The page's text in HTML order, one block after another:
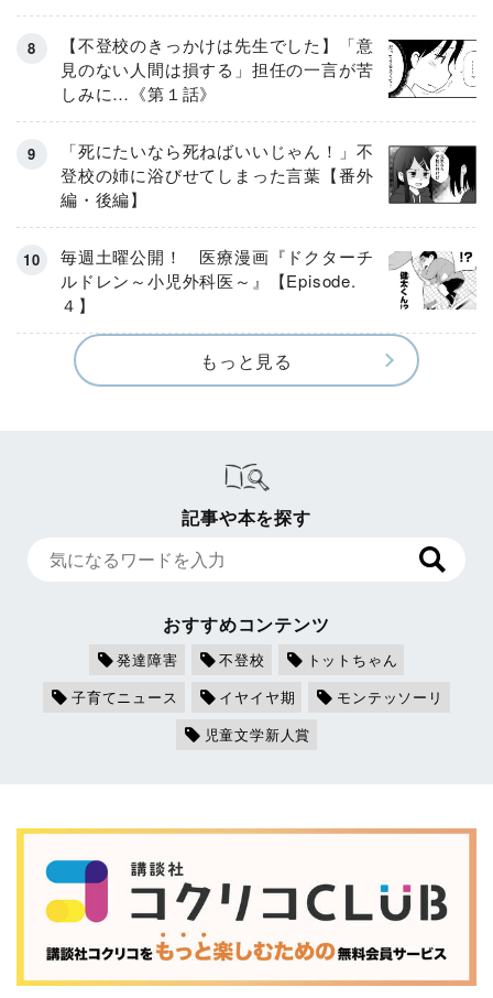
【不登校のきっかけは先生でした】「意
見のない人間は損する」担任の一言が苦
しみに…《第１話》
「死にたいなら死ねばいいじゃん！」不
登校の姉に浴びせてしまった言葉【番外
編・後編】
毎週土曜公開！ 医療漫画『ドクターチ
ルドレン～小児外科医～』【Episode.
４】
もっと見る
記事や本を探す
おすすめコンテンツ
発達障害 不登校
トットちゃん
子育てニュース
イヤイヤ期
モンテッソーリ
児童文学新人賞